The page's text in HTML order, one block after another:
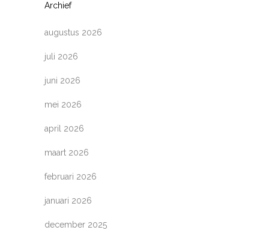
Archief
augustus 2026
juli 2026
juni 2026
mei 2026
april 2026
maart 2026
februari 2026
januari 2026
december 2025